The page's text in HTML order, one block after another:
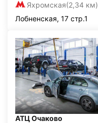
Яхромская(2,34 км)
Лобненская, 17 стр.1
АТЦ Очаково